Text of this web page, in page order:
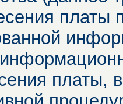
платы
платы,